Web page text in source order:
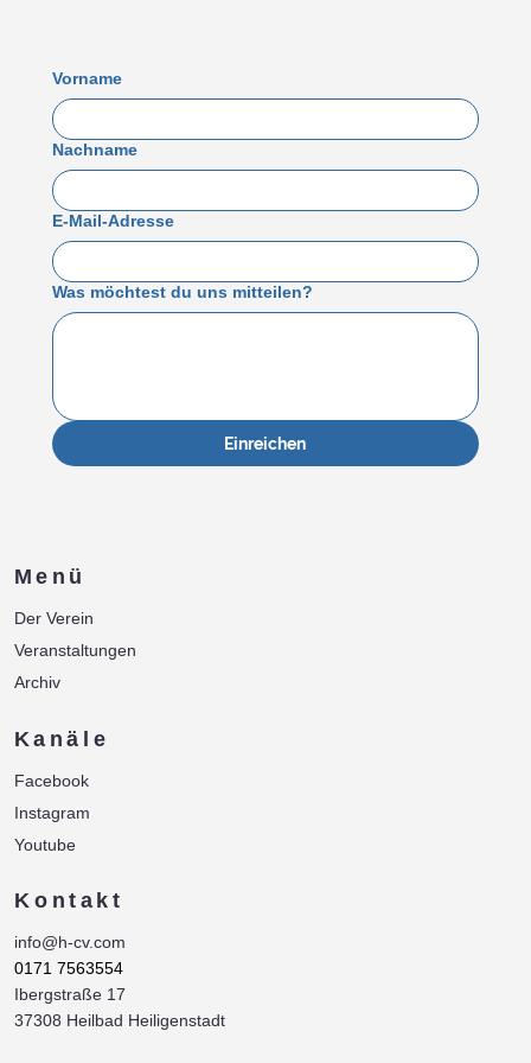
Vorname
Nachname
E-Mail-Adresse
Was möchtest du uns mitteilen?
Einreichen
Menü
Der Verein
Veranstaltungen
Archiv
Kanäle
Facebook
Instagram
Youtube
Kontakt
info@h-cv.com
0171 7563554
Ibergstraße 17
37308 Heilbad Heiligenstadt